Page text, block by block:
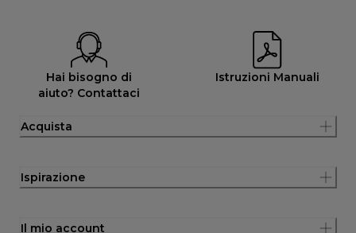
Hai bisogno di
aiuto? Contattaci
Istruzioni Manuali
Acquista
Ispirazione
Il mio account